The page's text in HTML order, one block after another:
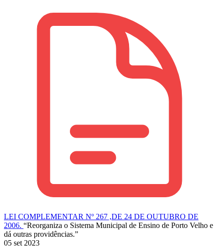
LEI COMPLEMENTAR Nº 267 ,DE 24 DE OUTUBRO DE
2006. “Reorganiza o Sistema Municipal de Ensino de Porto Velho e
dá outras providências.”
05 set 2023